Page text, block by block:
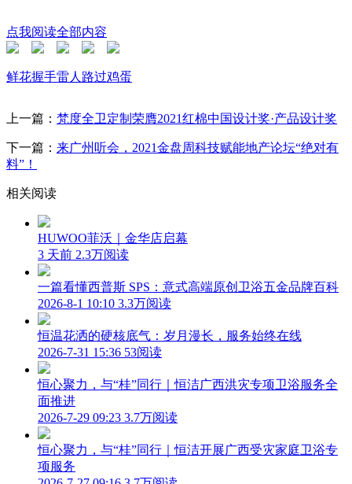
点我阅读全部内容
鲜花握手雷人 路过鸡蛋
上一篇： 梵度全卫定制荣膺2021红棉中国设计奖·产品设计奖
下一篇： 来广州听会，2021金盘周科技赋能地产论坛“绝对有
料”！
相关阅读
HUWOO菲沃｜金华店启幕
3 天前 2.3万阅读
一篇看懂西普斯 SPS：意式高端原创卫浴五金品牌百科
2026-8-1 10:10 3.3万阅读
恒温花洒的硬核底气：岁月漫长，服务始终在线
2026-7-31 15:36 53阅读
恒心聚力，与“桂”同行｜恒洁广西洪灾专项卫浴服务全
面推进
2026-7-29 09:23 3.7万阅读
恒心聚力，与“桂”同行｜恒洁开展广西受灾家庭卫浴专
项服务